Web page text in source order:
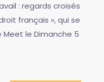
: regards croisés
français », qui se
Meet le Dimanche 5